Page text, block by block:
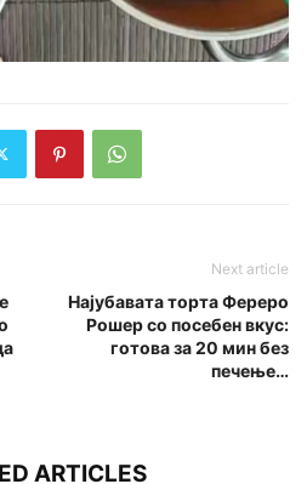
Next article
Најубавата торта Фереро
Рошер со посебен вкус:
готова за 20 мин без
печење…
ARTICLES